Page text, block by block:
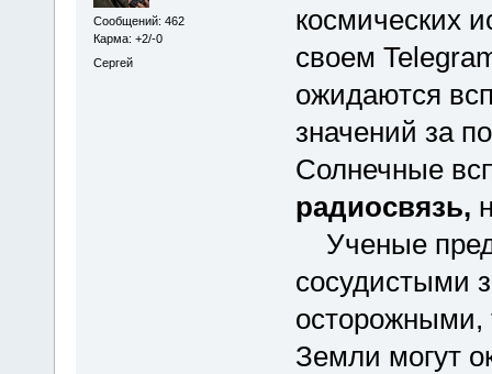
Сообщений: 462
Карма: +2/-0
Сергей
космических
своем
ожидаются
значений за
Солнечные
радиосвязь,
Ученые
сосудистыми
осторожными,
Земли могут